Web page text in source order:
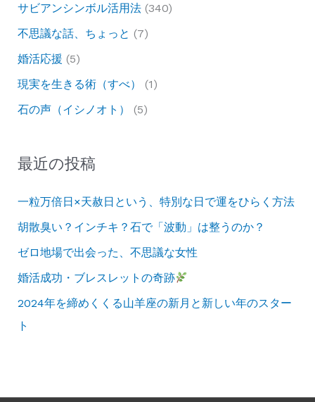
サビアンシンボル活用法(340)
不思議な話、ちょっと (7)
婚活応援 (5)
現実を生きる術（すべ）
(1)
石の声（イシノオト）
(5)
最近の投稿
一粒万倍日×天赦日という、特別な日で運をひらく方法
胡散臭い？インチキ？石で「波動」は整うのか？
ゼロ地場で出会った、不思議な女性
婚活成功・ブレスレットの奇跡
2024年を締めくくる山羊座の新月と新しい年のスター
ト